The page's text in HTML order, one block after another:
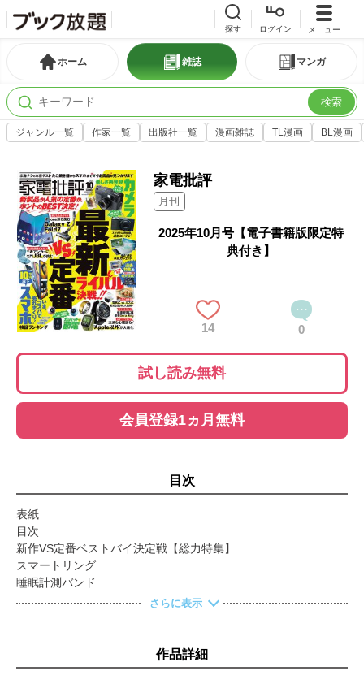
探す ログイン メニュー
ホーム 雑誌 マンガ
検索
ジャンル一覧 作家一覧 出版社一覧 漫画雑誌 TL漫画 BL漫画
家電批評
月刊
2025年10月号【電子書籍版限定特
典付き】
14 0
試し読み無料
会員登録1ヵ月無料
目次
表紙
目次
新作VS定番ベストバイ決定戦【総力特集】
スマートリング
睡眠計測バンド
縦・横折りスマホ
さらに表示
作品詳細